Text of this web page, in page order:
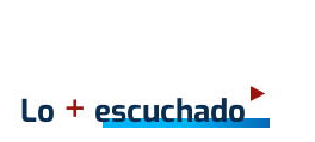
Lo + escuchado